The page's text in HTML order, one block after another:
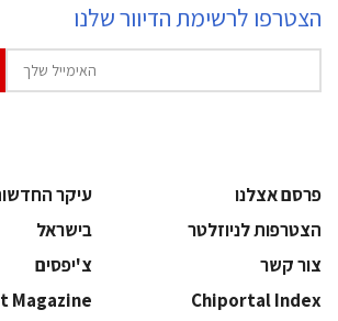
הצטרפו לרשימת הדיוור שלנו
פרסם אצלנו
עיקר
הצטרפות לניוזלטר
בישראל
צור קשר
צ'יפסים
Chiportal Index
Magazine